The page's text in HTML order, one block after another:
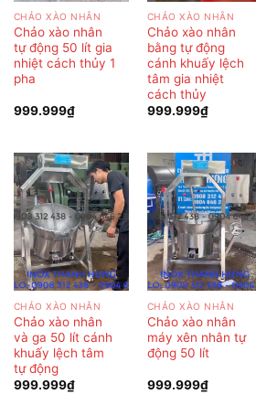
CHẢO XÀO NHÂN
Chảo xào nhân
tự động 50 lít gia
nhiệt cách thủy 1
pha
999.999₫
CHẢO XÀO NHÂN
Chảo xào nhân
bằng tự động
cánh khuấy lệch
tâm gia nhiệt
cách thủy
999.999₫
CHẢO XÀO NHÂN
Chảo xào nhân
và ga 50 lít cánh
khuấy lệch tâm
tự động
999.999₫
CHẢO XÀO NHÂN
Chảo xào nhân
máy xên nhân tự
động 50 lít
999.999₫